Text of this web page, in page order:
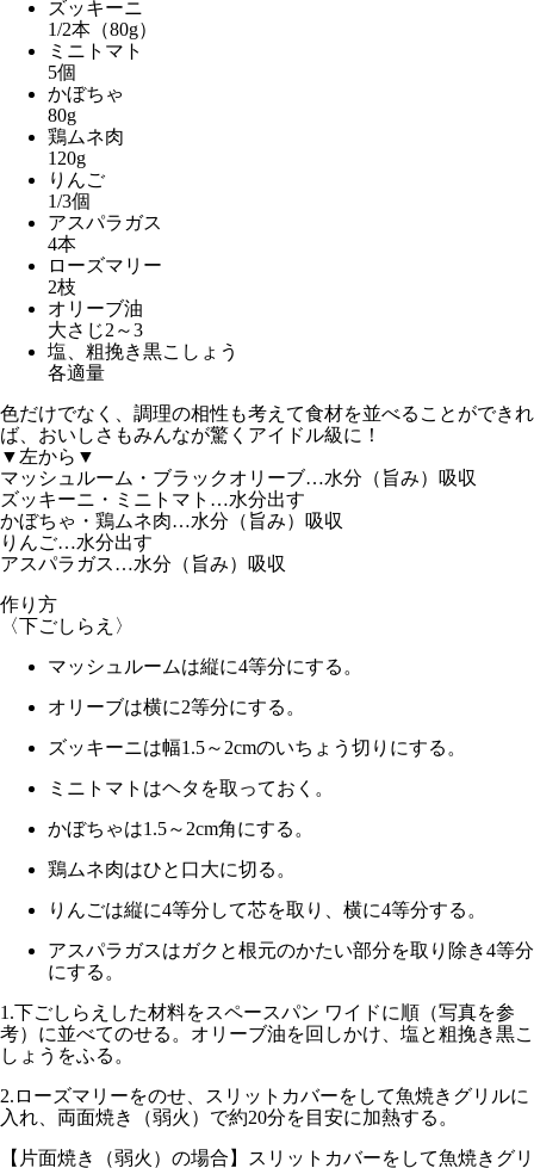
ズッキーニ
1/2本（80g）
ミニトマト
5個
かぼちゃ
80g
鶏ムネ肉
120g
りんご
1/3個
アスパラガス
4本
ローズマリー
2枝
オリーブ油
大さじ2～3
塩、粗挽き黒こしょう
各適量
色だけでなく、調理の相性も考えて食材を並べることができれ
ば、おいしさもみんなが驚くアイドル級に！
▼左から▼
マッシュルーム・ブラックオリーブ…水分（旨み）吸収
ズッキーニ・ミニトマト…水分出す
かぼちゃ・鶏ムネ肉…水分（旨み）吸収
りんご…水分出す
アスパラガス…水分（旨み）吸収
作り方
〈下ごしらえ〉
マッシュルームは縦に4等分にする。
オリーブは横に2等分にする。
ズッキーニは幅1.5～2cmのいちょう切りにする。
ミニトマトはヘタを取っておく。
かぼちゃは1.5～2cm角にする。
鶏ムネ肉はひと口大に切る。
りんごは縦に4等分して芯を取り、横に4等分する。
アスパラガスはガクと根元のかたい部分を取り除き4等分
にする。
1.下ごしらえした材料をスペースパン ワイドに順（写真を参
考）に並べてのせる。オリーブ油を回しかけ、塩と粗挽き黒こ
しょうをふる。
2. ローズマリーをのせ、スリットカバーをして魚焼きグリルに
入れ、 両面焼き（弱火）で約20分を目安に加熱する。
【 片面焼き（弱火） の場合】スリットカバーをして魚焼きグリ